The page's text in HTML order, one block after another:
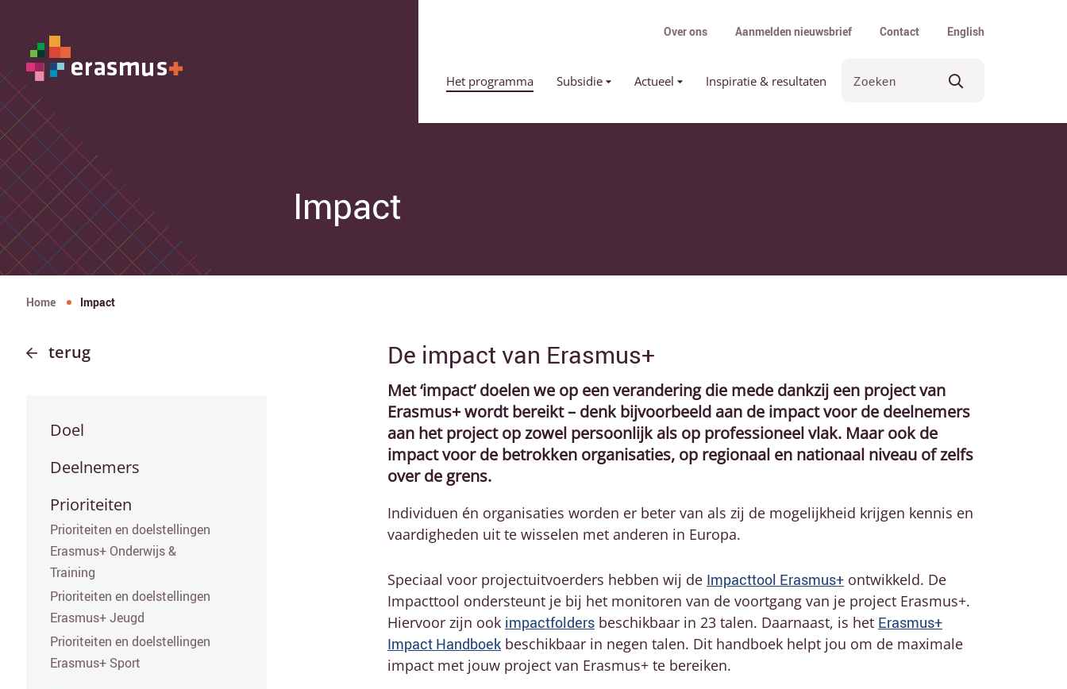
Primair menu
Over ons Aanmelden nieuwsbrief Contact English
Het programma Subsidie Actueel Inspiratie & resultaten
Impact
Home Impact
terug
Secundair menu
Doel
Deelnemers
Prioriteiten
Prioriteiten en doelstellingen
Erasmus+ Onderwijs &
Training
Prioriteiten en doelstellingen
Erasmus+ Jeugd
Prioriteiten en doelstellingen
Erasmus+ Sport
De impact van Erasmus+
Met ‘impact’ doelen we op een verandering die mede dankzij een project van
Erasmus+ wordt bereikt – denk bijvoorbeeld aan de impact voor de deelnemers
aan het project op zowel persoonlijk als op professioneel vlak. Maar ook de
impact voor de betrokken organisaties, op regionaal en nationaal niveau of zelfs
over de grens.
Individuen én organisaties worden er beter van als zij de mogelijkheid krijgen kennis en
vaardigheden uit te wisselen met anderen in Europa.
Speciaal voor projectuitvoerders hebben wij de Impacttool Erasmus+ ontwikkeld. De
Impacttool ondersteunt je bij het monitoren van de voortgang van je project Erasmus+.
Hiervoor zijn ook impactfolders beschikbaar in 23 talen. Daarnaast, is het Erasmus+
Impact Handboek beschikbaar in negen talen. Dit handboek helpt jou om de maximale
impact met jouw project van Erasmus+ te bereiken.